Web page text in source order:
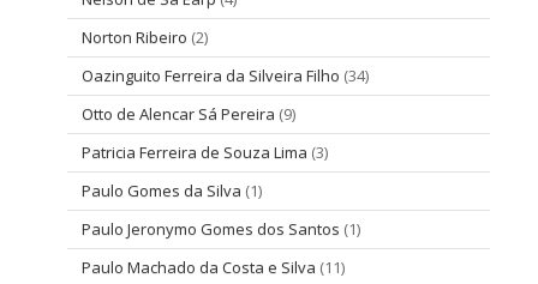
Norton Ribeiro (2)
Oazinguito Ferreira da Silveira Filho (34)
Otto de Alencar Sá Pereira (9)
Patricia Ferreira de Souza Lima (3)
Paulo Gomes da Silva (1)
Paulo Jeronymo Gomes dos Santos (1)
Paulo Machado da Costa e Silva (11)